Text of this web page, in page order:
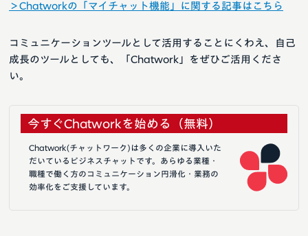
＞Chatworkの「マイチャット機能」に関する記事はこちら
コミュニケーションツールとして活用することにくわえ、自己
成長のツールとしても、「Chatwork」をぜひご活用くださ
い。
今すぐChatworkを始める（無料）
Chatwork(チャットワーク)は多くの企業に導入いた
だいているビジネスチャットです。あらゆる業種・
職種で働く方のコミュニケーション円滑化・業務の
効率化をご支援しています。